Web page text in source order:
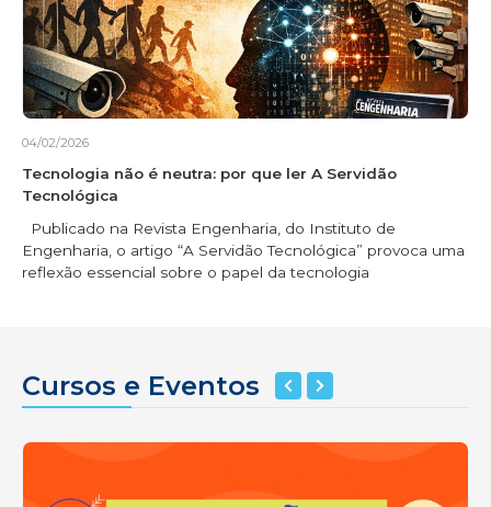
04/02/2026
Tecnologia não é neutra: por que ler A Servidão
Tecnológica
Publicado na Revista Engenharia, do Instituto de
Engenharia, o artigo “A Servidão Tecnológica” provoca uma
reflexão essencial sobre o papel da tecnologia
Cursos e Eventos